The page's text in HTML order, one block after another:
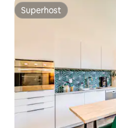
Superhost
Superhost